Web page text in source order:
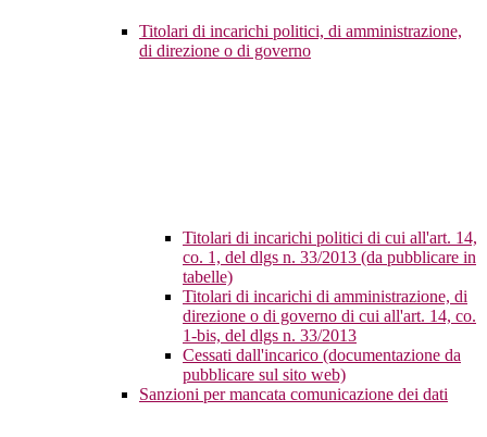
Titolari di incarichi politici, di amministrazione,
di direzione o di governo
Titolari di incarichi politici di cui all'art. 14,
co. 1, del dlgs n. 33/2013 (da pubblicare in
tabelle)
Titolari di incarichi di amministrazione, di
direzione o di governo di cui all'art. 14, co.
1-bis, del dlgs n. 33/2013
Cessati dall'incarico (documentazione da
pubblicare sul sito web)
Sanzioni per mancata comunicazione dei dati